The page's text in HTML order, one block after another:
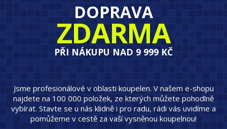
DOPRAVA
ZDARMA
PŘI NÁKUPU NAD 9 999 KČ
Jsme profesionálové v oblasti koupelen. V našem e-shopu
najdete na 100 000 položek, ze kterých můžete pohodlně
vybírat. Stavte se u nás klidně i pro radu, rádi vás uvidíme a
pomůžeme v cestě za vaší vysněnou koupelnou!